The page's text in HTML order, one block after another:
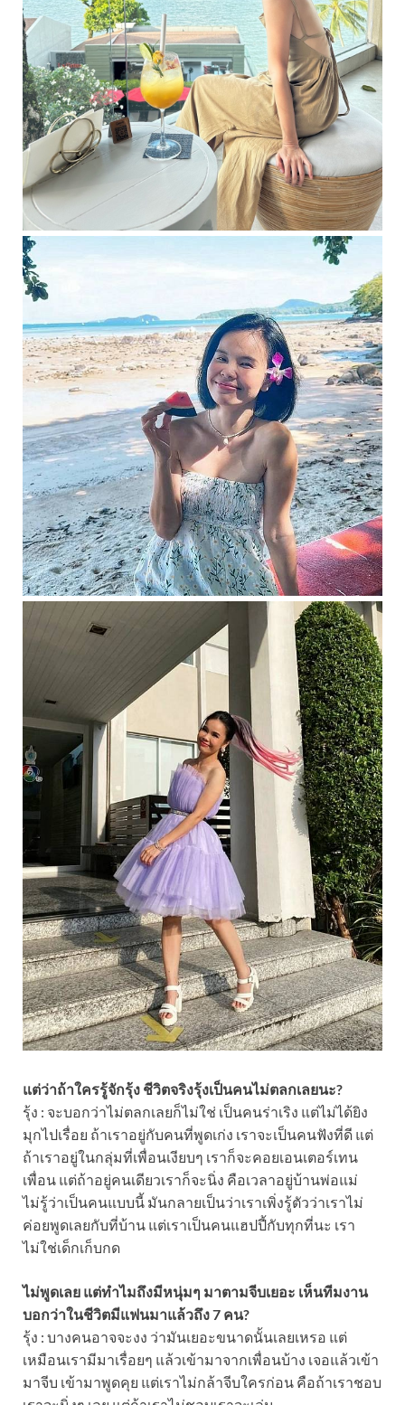
แต่ว่าถ้าใครรู้จักรุ้ง ชีวิตจริงรุ้งเป็นคนไม่ตลกเลยนะ?
รุ้ง : จะบอกว่าไม่ตลกเลยก็ไม่ใช่ เป็นคนร่าเริง แต่ไม่ได้ยิง
มุกไปเรื่อย ถ้าเราอยู่กับคนที่พูดเก่ง เราจะเป็นคนฟังที่ดี แต่
ถ้าเราอยู่ในกลุ่มที่เพื่อนเงียบๆ เราก็จะคอยเอนเตอร์เทน
เพื่อน แต่ถ้าอยู่คนเดียวเราก็จะนิ่ง คือเวลาอยู่บ้านพ่อแม่
ไม่รู้ว่าเป็นคนแบบนี้ มันกลายเป็นว่าเราเพิ่งรู้ตัวว่าเราไม่
ค่อยพูดเลยกับที่บ้าน แต่เราเป็นคนแฮปปี้กับทุกที่นะ เรา
ไม่ใช่เด็กเก็บกด
ไม่พูดเลย แต่ทำไมถึงมีหนุ่มๆ มาตามจีบเยอะ เห็นทีมงาน
บอกว่าในชีวิตมีแฟนมาแล้วถึง 7 คน?
รุ้ง : บางคนอาจจะงง ว่ามันเยอะขนาดนั้นเลยเหรอ แต่
เหมือนเรามีมาเรื่อยๆ แล้วเข้ามาจากเพื่อนบ้าง เจอแล้วเข้า
มาจีบ เข้ามาพูดคุย แต่เราไม่กล้าจีบใครก่อน คือถ้าเราชอบ